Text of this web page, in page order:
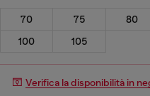
70 75 80
100
105
Verifica la disponibilità in